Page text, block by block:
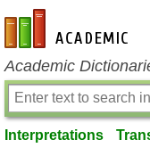
en-academic.com
Academic
Interpretations